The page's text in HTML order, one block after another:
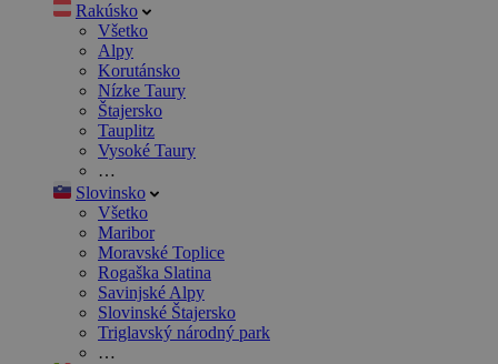
Rakúsko
Všetko
Alpy
Korutánsko
Nízke Taury
Štajersko
Tauplitz
Vysoké Taury
…
Slovinsko
Všetko
Maribor
Moravské Toplice
Rogaška Slatina
Savinjské Alpy
Slovinské Štajersko
Triglavský národný park
…